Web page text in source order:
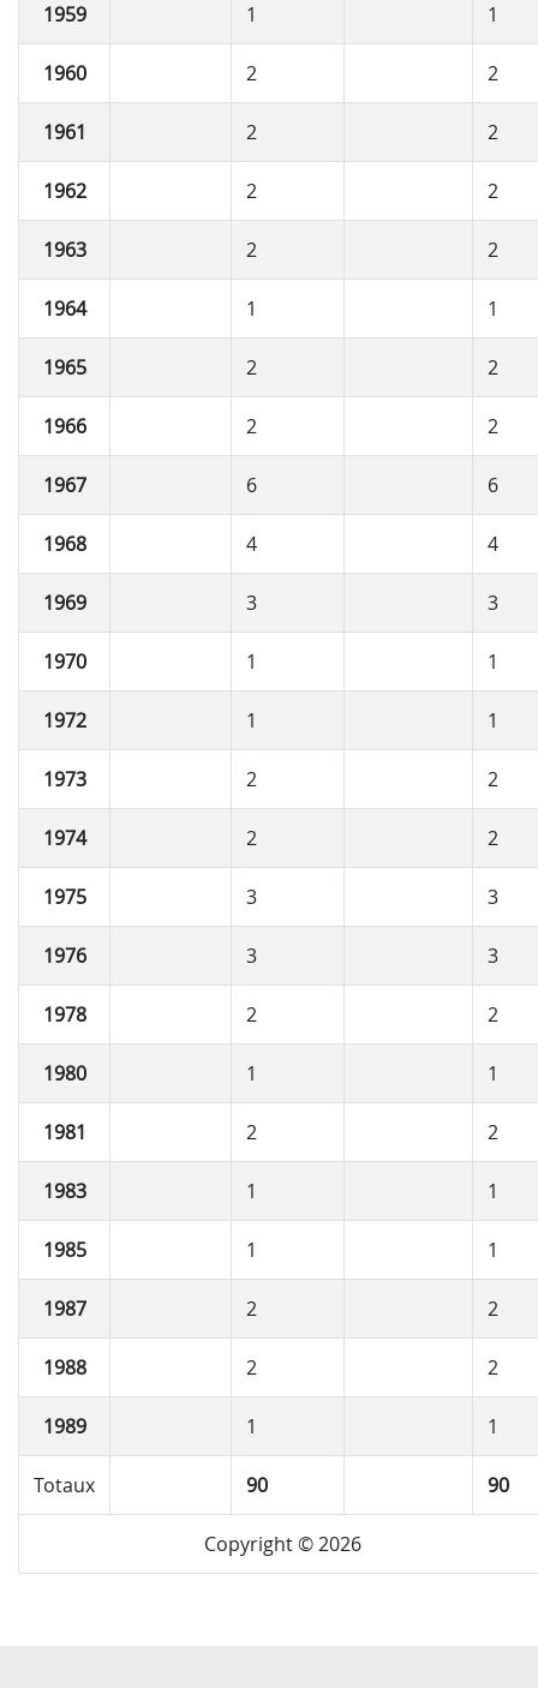
1959 1 1
1960 2 2
1961 2 2
1962 2 2
1963 2 2
1964 1 1
1965 2 2
1966 2 2
1967 6 6
1968 4 4
1969 3 3
1970 1 1
1972 1 1
1973 2 2
1974 2 2
1975 3 3
1976 3 3
1978 2 2
1980 1 1
1981 2 2
1983 1 1
1985 1 1
1987 2 2
1988 2 2
1989 1 1
Totaux 90 90
Copyright © 2026